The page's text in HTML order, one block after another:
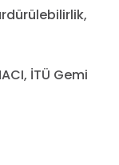
İTÜ Gemi